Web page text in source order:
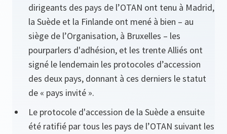
dirigeants des pays de l’OTAN ont tenu à Madrid,
la Suède et la Finlande ont mené à bien – au
siège de l’Organisation, à Bruxelles – les
pourparlers d'adhésion, et les trente Alliés ont
signé le lendemain les protocoles d’accession
des deux pays, donnant à ces derniers le statut
de « pays invité ».
Le protocole d'accession de la Suède a ensuite
été ratifié par tous les pays de l’OTAN suivant les